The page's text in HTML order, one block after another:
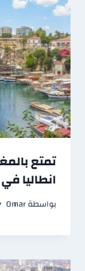
تمتع
انطاليا في 2026
بواسطةOmar